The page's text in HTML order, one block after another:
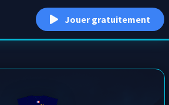
Jouer gratuitement